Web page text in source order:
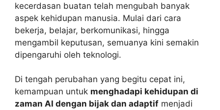
kecerdasan buatan telah mengubah banyak
aspek kehidupan manusia. Mulai dari cara
bekerja, belajar, berkomunikasi, hingga
mengambil keputusan, semuanya kini semakin
dipengaruhi oleh teknologi.
Di tengah perubahan yang begitu cepat ini,
kemampuan untuk menghadapi kehidupan di
zaman AI dengan bijak dan adaptif menjadi